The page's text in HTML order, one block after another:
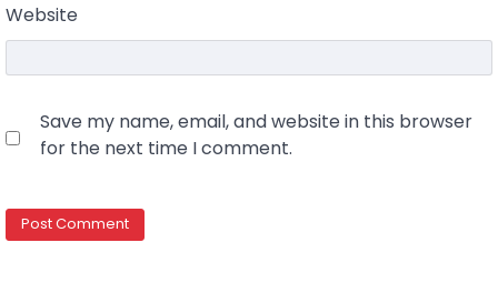
Website
Save my name, email, and website in this browser
for the next time I comment.